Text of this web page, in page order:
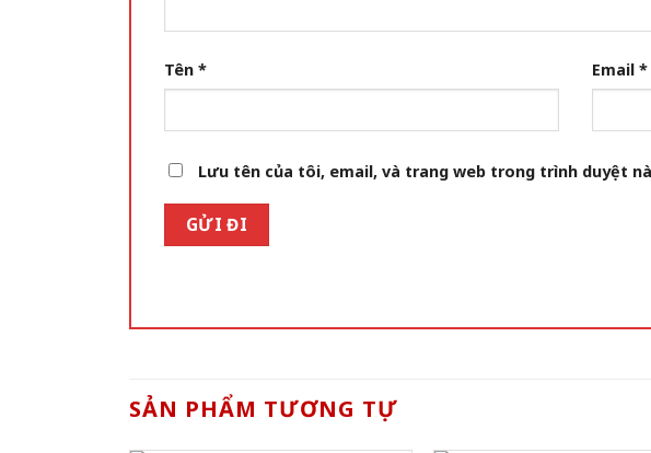
Tên * Email *
Lưu tên của tôi, email, và trang web trong trình duyệt
SẢN PHẨM TƯƠNG TỰ